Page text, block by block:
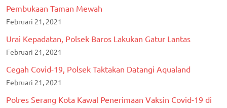
Pembukaan Taman Mewah
Februari 21, 2021
Urai Kepadatan, Polsek Baros Lakukan Gatur Lantas
Februari 21, 2021
Cegah Covid-19, Polsek Taktakan Datangi Aqualand
Februari 21, 2021
Polres Serang Kota Kawal Penerimaan Vaksin Covid-19 di